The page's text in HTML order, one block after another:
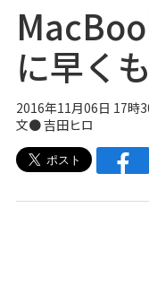
に早く
2016年11月06日 17時
文●吉田ヒロ